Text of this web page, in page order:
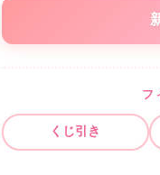
フ
くじ引き